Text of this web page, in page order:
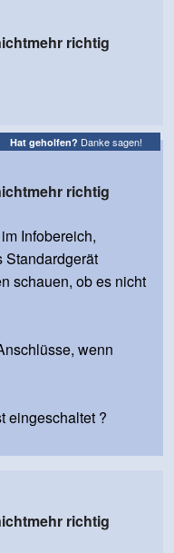
richtig
Hat geholfen? Danke sagen!
richtig
Infobereich,
Standardgerät
schauen, ob es nicht
wenn
eingeschaltet ?
richtig